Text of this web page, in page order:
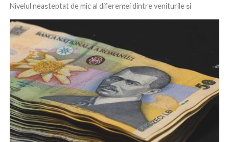
Nivelul neașteptat de mic al diferenței dintre veniturile și
nedumerire și...